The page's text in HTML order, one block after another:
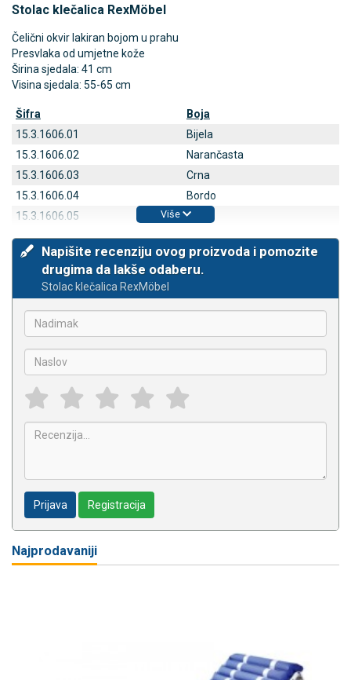
Stolac klečalica RexMöbel
Čelični okvir lakiran bojom u prahu
Presvlaka od umjetne kože
Širina sjedala: 41 cm
Visina sjedala: 55-65 cm
Šifra
Boja
15.3.1606.01
Bijela
15.3.1606.02
Narančasta
15.3.1606.03
Crna
15.3.1606.04
Bordo
15.3.1606.05
Bež
Više
Napišite recenziju ovog proizvoda i pomozite
drugima da lakše odaberu.
Stolac klečalica RexMöbel
Prijava Registracija
Najprodavaniji